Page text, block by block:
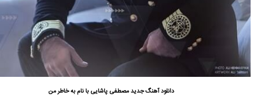
دانلود آهنگ جدیدمصطفی پاشایی با نام به خاطر من